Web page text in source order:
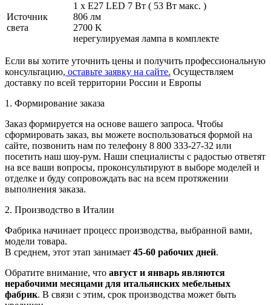
Источник
света
1 x E27 LED 7 Вт ( 53 Вт макс. )
806 лм
2700 K
нерегулируемая лампа в комплекте
Если вы хотите уточнить цены и получить профессиональную
консультацию, оставьте заявку на сайте. Осуществляем
доставку по всей территории России и Европы
1. Формирование заказа
Заказ формируется на основе вашего запроса. Чтобы
сформировать заказ, вы можете воспользоваться формой на
сайте, позвонить нам по телефону 8 800 333-27-32 или
посетить наш шоу-рум. Наши специалисты с радостью ответят
на все ваши вопросы, проконсультируют в выборе моделей и
отделке и буду сопровождать вас на всем протяжении
выполнения заказа.
2. Производство в Италии
Фабрика начинает процесс производства, выбранной вами,
модели товара.
В среднем, этот этап занимает 45-60 рабочих дней.
Обратите внимание, что август и январь являются
нерабочими месяцами для итальянских мебельных
фабрик. В связи с этим, срок производства может быть